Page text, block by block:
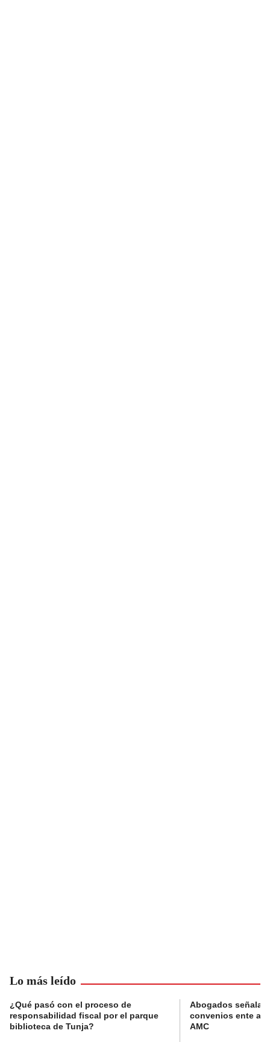
Lo más leído
¿Qué pasó con el proceso de
responsabilidad fiscal por el parque
biblioteca de Tunja?
Abogados
convenios ente
AMC